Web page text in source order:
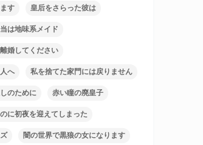
す 皇后をさらった彼は
は地味系メイド
婚してください
へ 私を捨てた家門には戻りません
のために 赤い瞳の廃皇子
に初夜を迎えてしまった
闇の世界で黒狼の女になります